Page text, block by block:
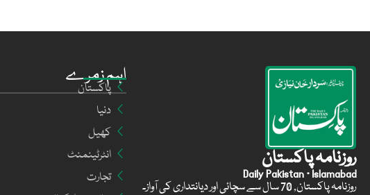
اہم زمرے
پاکستان
دنیا
کھیل
انٹرٹینمنٹ
تجارت
روزنامہ پاکستان
Daily Pakistan · Islamabad
روزنامہ پاکستان, 70 سال سے سچائی اور دیانتداری کی آواز۔